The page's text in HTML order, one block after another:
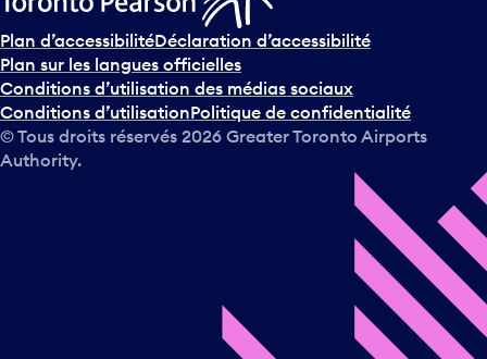
s
u
r
l
e
c
a
Plan d’accessibilitéDéclaration d’accessibilité
Plan sur les langues officielles
Conditions d’utilisation des médias sociaux
Conditions d’utilisationPolitique de confidentialité
© Tous droits réservés 2026 Greater Toronto Airports
Authority.